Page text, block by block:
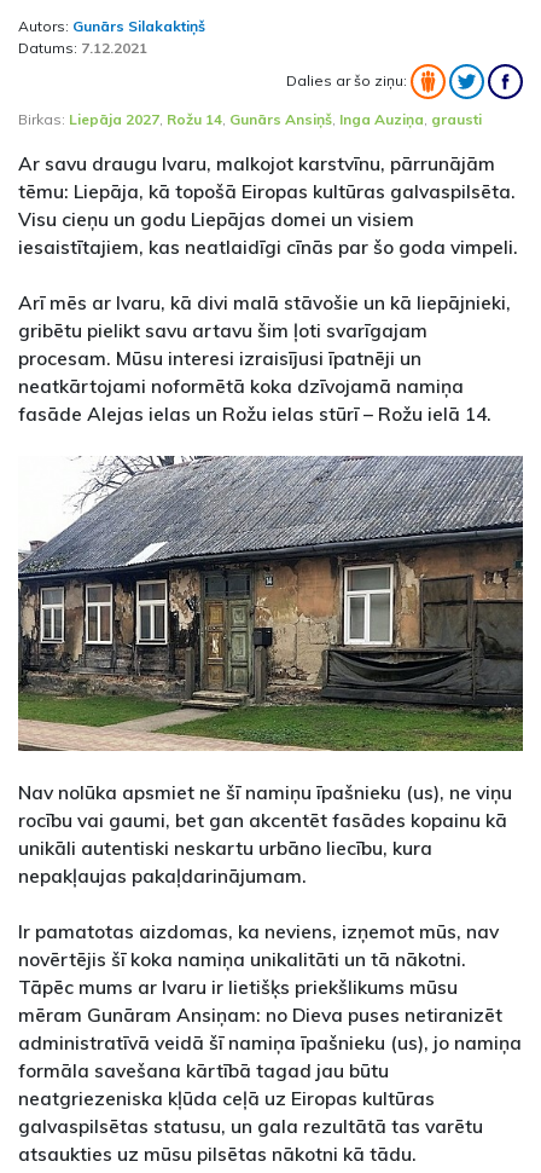
Autors: Gunārs Silakaktiņš
Datums: 7.12.2021
Dalies ar šo ziņu:
Birkas: Liepāja 2027, Rožu 14, Gunārs Ansiņš, Inga Auziņa, grausti
Ar savu draugu Ivaru, malkojot karstvīnu, pārrunājām
tēmu: Liepāja, kā topošā Eiropas kultūras galvaspilsēta.
Visu cieņu un godu Liepājas domei un visiem
iesaistītajiem, kas neatlaidīgi cīnās par šo goda vimpeli.
Arī mēs ar Ivaru, kā divi malā stāvošie un kā liepājnieki,
gribētu pielikt savu artavu šim ļoti svarīgajam
procesam. Mūsu interesi izraisījusi īpatnēji un
neatkārtojami noformētā koka dzīvojamā namiņa
fasāde Alejas ielas un Rožu ielas stūrī – Rožu ielā 14.
Nav nolūka apsmiet ne šī namiņu īpašnieku (us), ne viņu
rocību vai gaumi, bet gan akcentēt fasādes kopainu kā
unikāli autentiski neskartu urbāno liecību, kura
nepakļaujas pakaļdarinājumam.
Ir pamatotas aizdomas, ka neviens, izņemot mūs, nav
novērtējis šī koka namiņa unikalitāti un tā nākotni.
Tāpēc mums ar Ivaru ir lietišķs priekšlikums mūsu
mēram Gunāram Ansiņam: no Dieva puses netiranizēt
administratīvā veidā šī namiņa īpašnieku (us), jo namiņa
formāla savešana kārtībā tagad jau būtu
neatgriezeniska kļūda ceļā uz Eiropas kultūras
galvaspilsētas statusu, un gala rezultātā tas varētu
atsaukties uz mūsu pilsētas nākotni kā tādu.